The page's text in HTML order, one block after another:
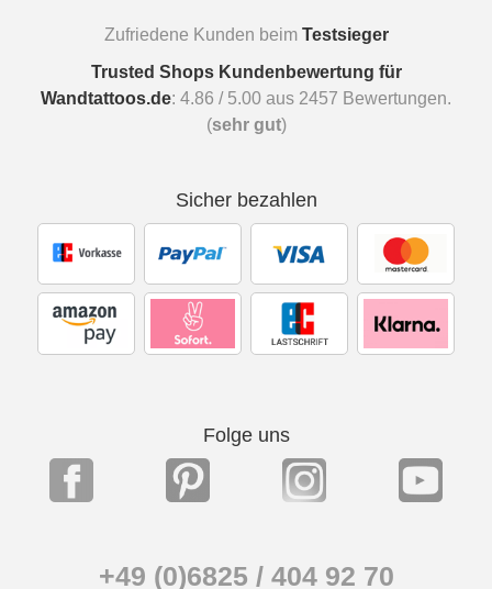
Zufriedene Kunden beim Testsieger
Trusted Shops Kundenbewertung für
Wandtattoos.de: 4.86 / 5.00 aus 2457 Bewertungen.
(sehr gut)
Sicher bezahlen
Folge uns
+49 (0)6825 / 404 92 70